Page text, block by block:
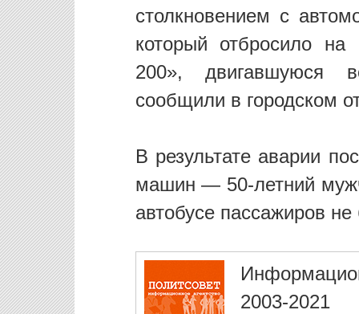
столкновением с
который отбросило
200», двигавшуюся
сообщили в городском
В результате аварии
машин — 50-летний
автобусе пассажиров
2003-2021